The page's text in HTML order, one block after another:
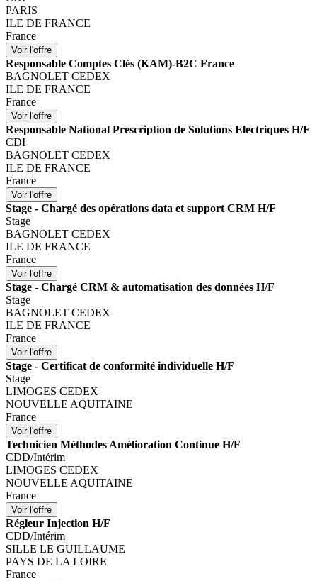
PARIS
ILE DE FRANCE
France
Responsable Comptes Clés (KAM)-B2C France
BAGNOLET CEDEX
ILE DE FRANCE
France
Responsable National Prescription de Solutions Electriques H/F
CDI
BAGNOLET CEDEX
ILE DE FRANCE
France
Stage - Chargé des opérations data et support CRM H/F
Stage
BAGNOLET CEDEX
ILE DE FRANCE
France
Stage - Chargé CRM & automatisation des données H/F
Stage
BAGNOLET CEDEX
ILE DE FRANCE
France
Stage - Certificat de conformité individuelle H/F
Stage
LIMOGES CEDEX
NOUVELLE AQUITAINE
France
Technicien Méthodes Amélioration Continue H/F
CDD/Intérim
LIMOGES CEDEX
NOUVELLE AQUITAINE
France
Régleur Injection H/F
CDD/Intérim
SILLE LE GUILLAUME
PAYS DE LA LOIRE
France